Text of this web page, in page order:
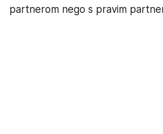
partnerom nego s pravim